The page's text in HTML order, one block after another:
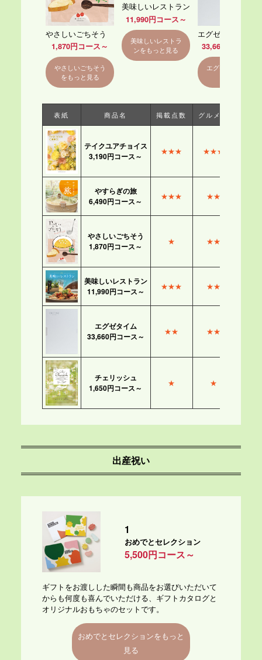
やさしいごちそう
1,870円コース～
やさしいごちそう
をもっと見る
美味しいレストラン
11,990円コース～
美味しいレストラ
ンをもっと見る
エグゼタイム
33,660円コース～
エグゼタイムをも
表紙 商品名 掲載点数 グルメ数
テイクユアチョイス
3,190円コース～
★★★ ★★★
やすらぎの旅
6,490円コース～
★★★ ★★
やさしいごちそう
1,870円コース～
★ ★★
美味しいレストラン
11,990円コース～
★★★ ★★
エグゼタイム
33,660円コース～
★★ ★★
チェリッシュ
1,650円コース～
★ ★
出産祝い
1
おめでとセレクション
5,500円コース～
ギフトをお渡しした瞬間も商品をお選びいただいて
からも何度も喜んでいただける、ギフトカタログと
オリジナルおもちゃのセットです。
おめでとセレクションをもっと
見る